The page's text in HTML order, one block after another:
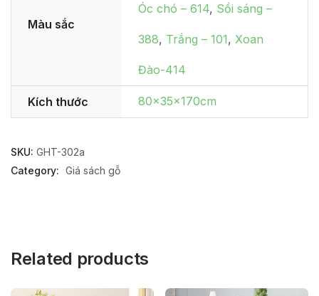
Màu sắc
Óc chó – 614, Sồi sáng –
388, Trắng – 101, Xoan
Đào-414
Kích thước 80x35x170cm
SKU: GHT-302a
Category: Giá sách gỗ
Related products